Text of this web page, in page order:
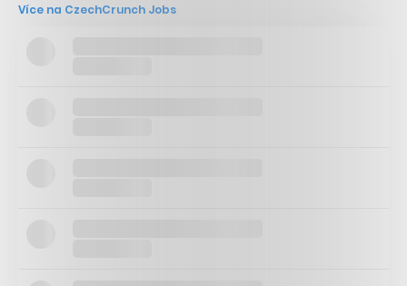
Více na CzechCrunch Jobs